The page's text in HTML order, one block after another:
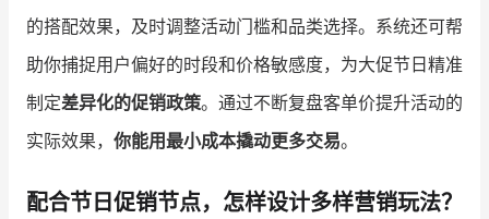
的搭配效果，及时调整活动门槛和品类选择。系统还可帮
助你捕捉用户偏好的时段和价格敏感度，为大促节日精准
制定差异化的促销政策。通过不断复盘客单价提升活动的
实际效果， 你能用最小成本撬动更多交易。
配合节日促销节点，怎样设计多样营销玩法？